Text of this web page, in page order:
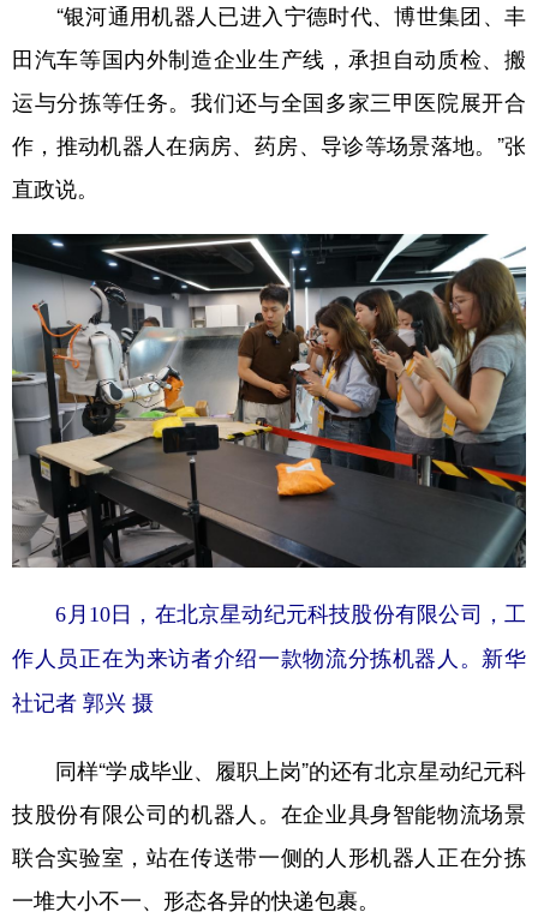
“银河通用机器人已进入宁德时代、博世集团、丰
田汽车等国内外制造企业生产线，承担自动质检、搬
运与分拣等任务。我们还与全国多家三甲医院展开合
作，推动机器人在病房、药房、导诊等场景落地。”张
直政说。
6月10日，在北京星动纪元科技股份有限公司，工
作人员正在为来访者介绍一款物流分拣机器人。新华
社记者 郭兴 摄
同样“学成毕业、履职上岗”的还有北京星动纪元科
技股份有限公司的机器人。在企业具身智能物流场景
联合实验室，站在传送带一侧的人形机器人正在分拣
一堆大小不一、形态各异的快递包裹。